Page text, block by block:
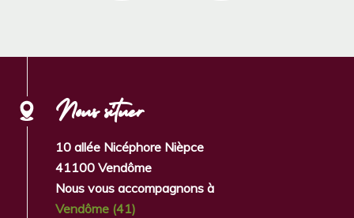
Nous situer
10 allée Nicéphore Nièpce
41100 Vendôme
Nous vous accompagnons à
Vendôme (41)